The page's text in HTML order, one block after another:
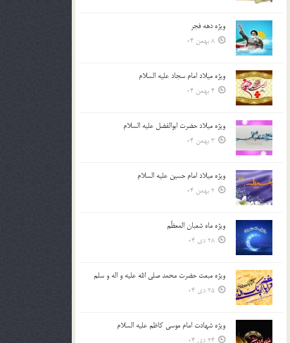
ویژه دهه فجر
8 بهمن 04
ویژه میلاد امام سجاد علیه السلام
4 بهمن 04
ویژه میلاد حضرت ابوالفضل علیه السلام
3 بهمن 04
ویژه میلاد امام حسین علیه السلام
2 بهمن 04
ویژه ماه شعبان المعظّم
28 دی 04
ویژه مبعث حضرت محمد صلی الله علیه و اله و سلم
25 دی 04
ویژه شهادت امام موسی کاظم علیه السلام
24 دی 04